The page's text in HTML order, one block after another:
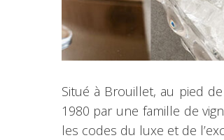
Situé à Brouillet, au pied
1980 par une famille de
les codes du luxe et de